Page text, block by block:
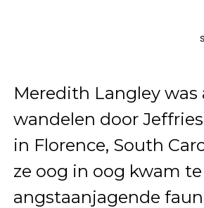
Meredith Langley was
wandelen door
in Florence, South
ze oog in oog kwam
angstaanjagende